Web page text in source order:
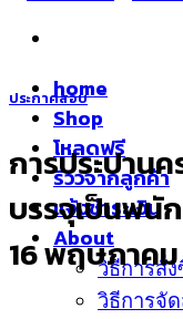
home
Shop
โหลดฟรี
รีวิวจากลูกค้า
แจ้งชำระเงิน
About
วิธีการสั่
วิธีการจั
ประกาศสอบ
การประปาน
บรรจุเป็นพนั
16 พฤษภาค